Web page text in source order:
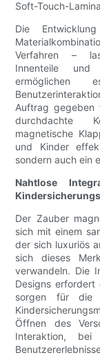
Soft-Touch-
Die
Verfahren –
Innenteile und
ermöglichen
Auftrag gegeben
durchdachte
magnetische
und Kinder
sondern auch ein
Nahtlose
Der Zauber
sich mit einem
der sich luxuriös
sich dieses
verwandeln. Die
Designs erfordert
sorgen für die
Öffnen des
Interaktion,